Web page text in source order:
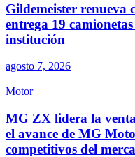
Gildemeister renueva
entrega 19
institución
agosto 7, 2026
Motor
MG ZX lidera la
el avance de MG
competitivos del